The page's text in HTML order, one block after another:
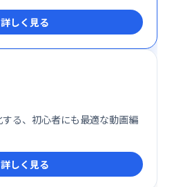
詳しく見る
る、初心者にも最適な動画編
詳しく見る